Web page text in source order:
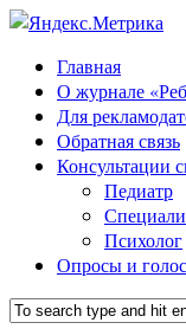
Главная
О журнале
Для
Обратная связь
Консультации
Педиатр
Психолог
Опросы и